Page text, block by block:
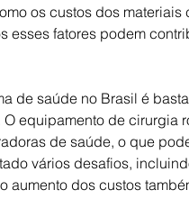
os custos dos
esses fatores podem
de saúde no Brasil é
equipamento de cirurgia
de saúde, o que
vários desafios,
aumento dos custos